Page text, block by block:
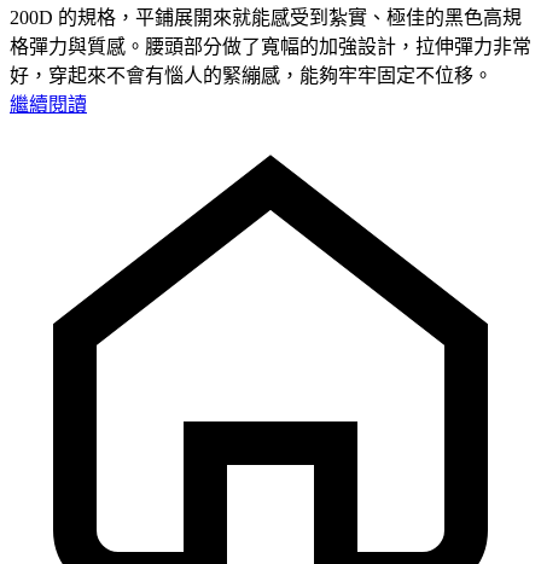
200D 的規格，平鋪展開來就能感受到紮實、極佳的黑色高規
格彈力與質感。腰頭部分做了寬幅的加強設計，拉伸彈力非常
好，穿起來不會有惱人的緊繃感，能夠牢牢固定不位移。
繼續閱讀